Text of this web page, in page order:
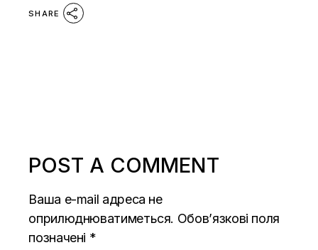
SHARE
POST A COMMENT
Ваша e-mail адреса не
оприлюднюватиметься. Обов’язкові поля
позначені *